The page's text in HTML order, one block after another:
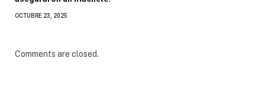
OCTUBRE 23, 2025
Comments are closed.